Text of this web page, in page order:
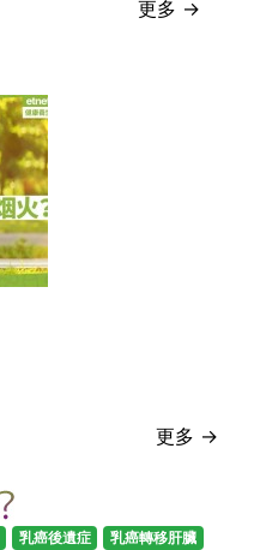
更多 →
更多 →
乳癌後遺症 乳癌轉移肝臟